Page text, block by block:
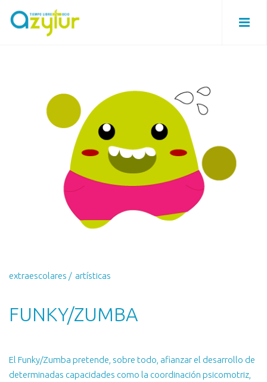
extraescolares / artísticas
FUNKY/ZUMBA
El Funky/Zumba pretende, sobre todo, afianzar el desarrollo de
determinadas capacidades como la coordinación psicomotriz,